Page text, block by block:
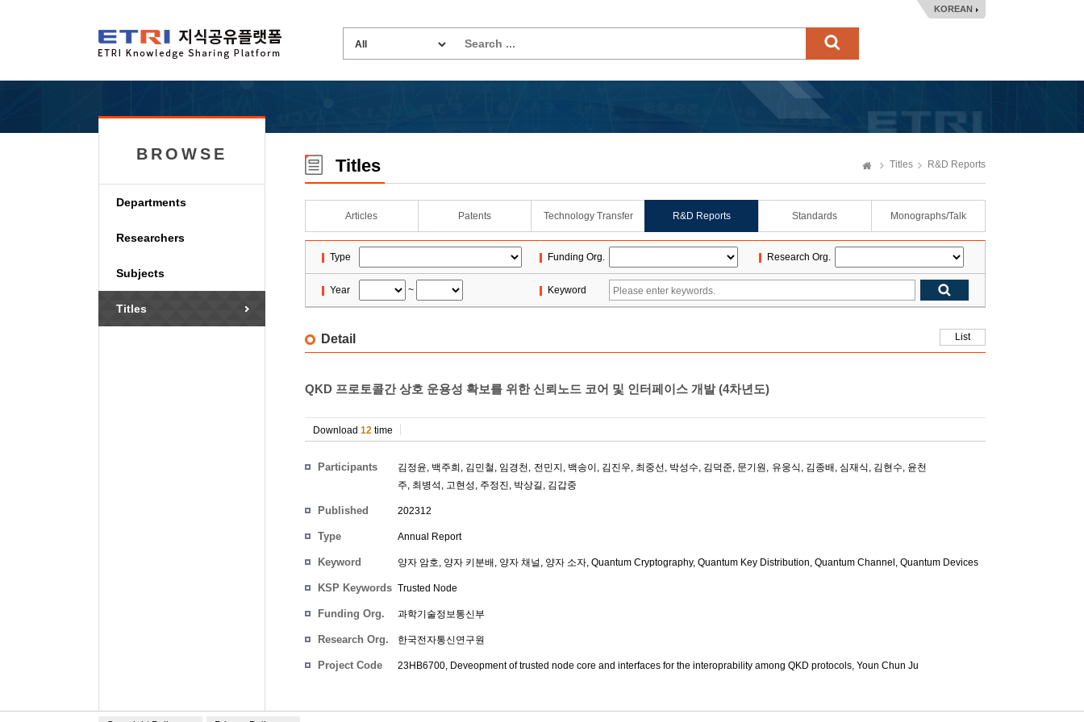
KOREAN
BROWSE
Departments
Researchers
Subjects
Titles
Titles Titles R&D Reports
Articles Patents Technology Transfer R&D Reports Standards Monographs/Talk
Type Funding Org. Research Org.
Year ~ Keyword
Detail List
QKD 프로토콜간 상호 운용성 확보를 위한 신뢰노드 코어 및 인터페이스 개발 (4차년도)
Download 12 time
Participants 김정윤, 백주희 , 김민철 , 임경천, 전민지 , 백송이 , 김진우, 최중선, 박성수, 김덕준, 문기원 , 유웅식, 김종배 , 심재식, 김현수, 윤천
주, 최병석 , 고현성, 주정진, 박상길 , 김갑중
Published 202312
Type Annual Report
Keyword 양자 암호, 양자 키분배, 양자 채널, 양자 소자, Quantum Cryptography, Quantum Key Distribution, Quantum Channel, Quantum Devices
KSP Keywords Trusted Node
Funding Org. 과학기술정보통신부
Research Org. 한국전자통신연구원
Project Code 23HB6700, Deveopment of trusted node core and interfaces for the interoprability among QKD protocols, Youn Chun Ju